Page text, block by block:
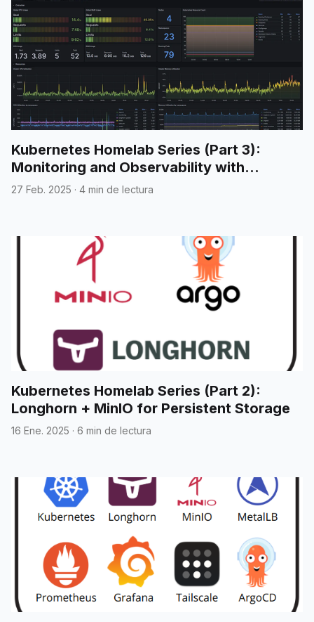
Kubernetes Homelab Series (Part 3):
Monitoring and Observability with
Prometheus and Grafana
27 Feb. 2025 · 4 min de lectura
Kubernetes Homelab Series (Part 2):
Longhorn + MinIO for Persistent Storage
16 Ene. 2025 · 6 min de lectura